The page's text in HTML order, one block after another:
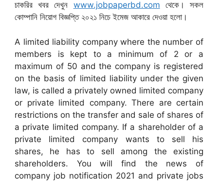
চাকরির খবর দেখুন www.jobpaperbd.com থেকে। সকল
কোম্পানি নিয়োগ বিজ্ঞপ্তি ২০২১ নিচে ইমেজ আকারে দেওয়া হলো।
A limited liability company where the number of
members is kept to a minimum of 2 or a
maximum of 50 and the company is registered
on the basis of limited liability under the given
law, is called a privately owned limited company
or private limited company. There are certain
restrictions on the transfer and sale of shares of
a private limited company. If a shareholder of a
private limited company wants to sell his
shares, he has to sell among the existing
shareholders. You will find the news of
company job notification 2021 and private jobs